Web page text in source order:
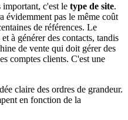
c'est le type de site.
évidemment pas le même coût
de références. Le
à générer des contacts, tandis
de vente qui doit gérer des
comptes clients. C'est une
claire des ordres de grandeur.
en fonction de la